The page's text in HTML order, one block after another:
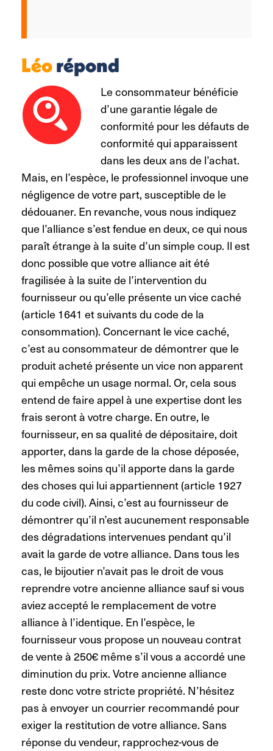
Léorépond
Le consommateur bénéficie
d’une garantie légale de
conformité pour les défauts de
conformité qui apparaissent
dans les deux ans de l’achat.
Mais, en l’espèce, le professionnel invoque une
négligence de votre part, susceptible de le
dédouaner. En revanche, vous nous indiquez
que l’alliance s’est fendue en deux, ce qui nous
paraît étrange à la suite d’un simple coup. Il est
donc possible que votre alliance ait été
fragilisée à la suite de l’intervention du
fournisseur ou qu’elle présente un vice caché
(article 1641 et suivants du code de la
consommation). Concernant le vice caché,
c’est au consommateur de démontrer que le
produit acheté présente un vice non apparent
qui empêche un usage normal. Or, cela sous
entend de faire appel à une expertise dont les
frais seront à votre charge. En outre, le
fournisseur, en sa qualité de dépositaire, doit
apporter, dans la garde de la chose déposée,
les mêmes soins qu’il apporte dans la garde
des choses qui lui appartiennent (article 1927
du code civil). Ainsi, c’est au fournisseur de
démontrer qu’il n’est aucunement responsable
des dégradations intervenues pendant qu’il
avait la garde de votre alliance. Dans tous les
cas, le bijoutier n’avait pas le droit de vous
reprendre votre ancienne alliance sauf si vous
aviez accepté le remplacement de votre
alliance à l’identique. En l’espèce, le
fournisseur vous propose un nouveau contrat
de vente à 250€ même s’il vous a accordé une
diminution du prix. Votre ancienne alliance
reste donc votre stricte propriété. N’hésitez
pas à envoyer un courrier recommandé pour
exiger la restitution de votre alliance. Sans
réponse du vendeur, rapprochez-vous de